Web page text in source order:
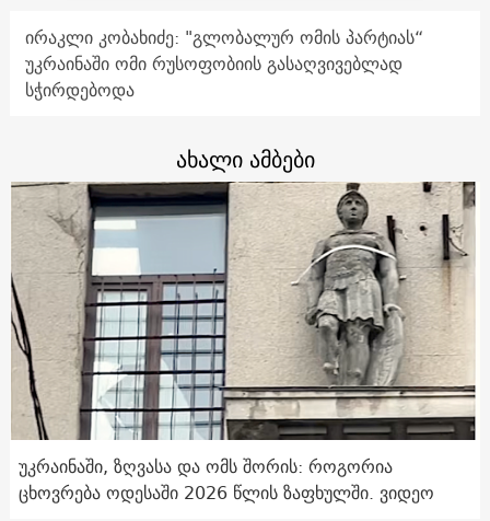
ირაკლი კობახიძე: "გლობალურ ომის პარტიას“
უკრაინაში ომი რუსოფობიის გასაღვივებლად
სჭირდებოდა
ახალი ამბები
უკრაინაში, ზღვასა და ომს შორის: როგორია
ცხოვრება ოდესაში 2026 წლის ზაფხულში. ვიდეო